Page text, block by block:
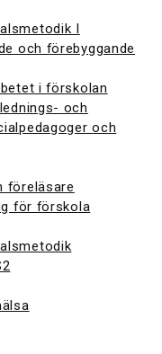
I
och förebyggande
i förskolan
och
och
föreläsare
för förskola